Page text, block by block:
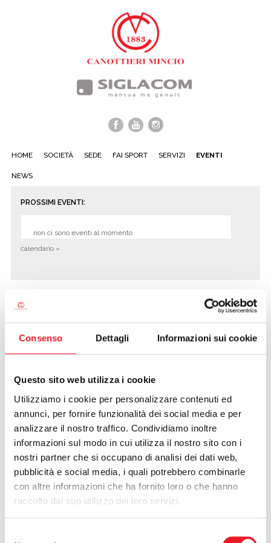
Consenso Dettagli Informazioni sui cookie
Questo sito web utilizza i cookie
Utilizziamo i cookie per personalizzare contenuti ed
annunci, per fornire funzionalità dei social media e per
analizzare il nostro traffico. Condividiamo inoltre
informazioni sul modo in cui utilizza il nostro sito con i
nostri partner che si occupano di analisi dei dati web,
pubblicità e social media, i quali potrebbero combinarle
con altre informazioni che ha fornito loro o che hanno
raccolto dal suo utilizzo dei loro servizi.
HOME SOCIETÀ SEDE FAI SPORT SERVIZI EVENTI
NEWS
PROSSIMI EVENTI:
non ci sono eventi al momento
calendario »
La Cano casa di Gioco Sport
25/01/2012